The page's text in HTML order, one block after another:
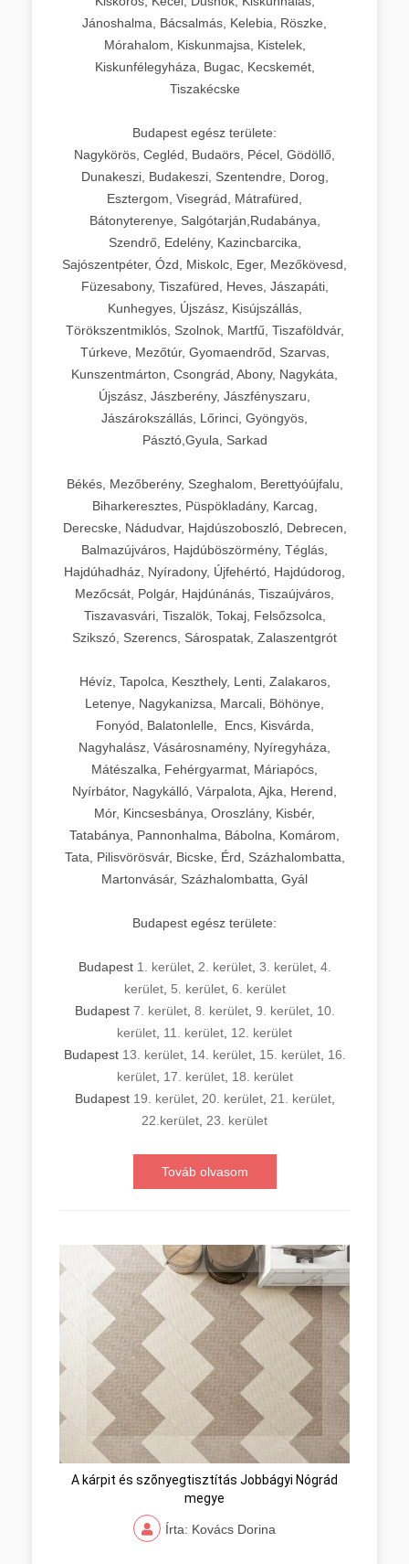
Jánoshalma, Bácsalmás, Kelebia, Röszke,
Mórahalom, Kiskunmajsa, Kistelek,
Kiskunfélegyháza, Bugac, Kecskemét,
Tiszakécske
Budapest egész területe:
Nagykörös, Cegléd, Budaörs, Pécel, Gödöllő,
Dunakeszi, Budakeszi, Szentendre, Dorog,
Esztergom, Visegrád, Mátrafüred,
Bátonyterenye, Salgótarján,Rudabánya,
Szendrő, Edelény, Kazincbarcika,
Sajószentpéter, Ózd, Miskolc, Eger, Mezőkövesd,
Füzesabony, Tiszafüred, Heves, Jászapáti,
Kunhegyes, Újszász, Kisújszállás,
Törökszentmiklós, Szolnok, Martfű, Tiszaföldvár,
Túrkeve, Mezőtúr, Gyomaendrőd, Szarvas,
Kunszentmárton, Csongrád, Abony, Nagykáta,
Újszász, Jászberény, Jászfényszaru,
Jászárokszállás, Lőrinci, Gyöngyös,
Pásztó,Gyula, Sarkad
Békés, Mezőberény, Szeghalom, Berettyóújfalu,
Biharkeresztes, Püspökladány, Karcag,
Derecske, Nádudvar, Hajdúszoboszló, Debrecen,
Balmazújváros, Hajdúböszörmény, Téglás,
Hajdúhadház, Nyíradony, Újfehértó, Hajdúdorog,
Mezőcsát, Polgár, Hajdúnánás, Tiszaújváros,
Tiszavasvári, Tiszalök, Tokaj, Felsőzsolca,
Szikszó, Szerencs, Sárospatak, Zalaszentgrót
Hévíz, Tapolca, Keszthely, Lenti, Zalakaros,
Letenye, Nagykanizsa, Marcali, Böhönye,
Fonyód, Balatonlelle, Encs, Kisvárda,
Nagyhalász, Vásárosnamény, Nyíregyháza,
Mátészalka, Fehérgyarmat, Máriapócs,
Nyírbátor, Nagykálló, Várpalota, Ajka, Herend,
Mór, Kincsesbánya, Oroszlány, Kisbér,
Tatabánya, Pannonhalma, Bábolna, Komárom,
Tata, Pilisvörösvár, Bicske, Érd, Százhalombatta,
Martonvásár, Százhalombatta, Gyál
Budapest egész területe:
Budapest 1. kerület, 2. kerület, 3. kerület, 4.
kerület, 5. kerület, 6. kerület
Budapest 7. kerület, 8. kerület, 9. kerület, 10.
kerület 11. kerület 12. kerület
Budapest 13. kerület, 14. kerület, 15. kerület, 16.
kerület, 17. kerület, 18. kerület
Budapest 19. kerület, 20. kerület, 21. kerület,
22.kerület 23. kerület
Továb olvasom
A kárpit és szõnyegtisztítás Jobbágyi Nógrád
megye
Írta: Kovács Dorina